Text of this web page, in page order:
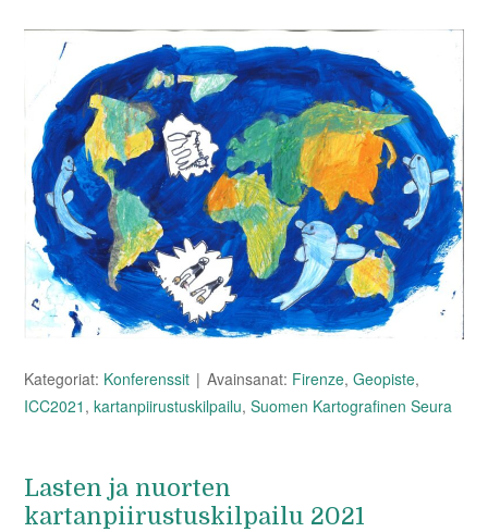
Kategoriat: Konferenssit Avainsanat: Firenze,Geopiste,
ICC2021 ,kartanpiirustuskilpailu,Suomen Kartografinen Seura
Lasten ja nuorten
kartanpiirustuskilpailu 2021